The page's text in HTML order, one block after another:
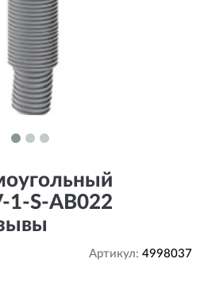
1-S-AB022
Артикул: 4998037